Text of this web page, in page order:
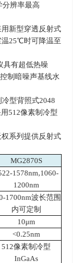
分辨率最高
新型穿透反射式
25℃时可降温至
具有超低热噪
制暗噪声基线水
冷型背照式2048
512像素制冷型
系列提供反射式
MG2870S
1578nm,1060-
1200nm
1700nm波长范围
内可定制
10μm
<0.25nm
512像素制冷型
InGaAs